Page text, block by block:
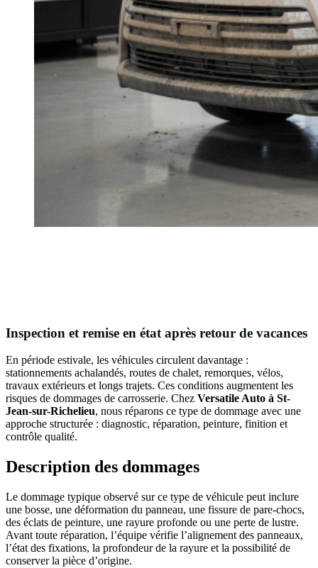
Inspection et remise en état après retour de vacances
En période estivale, les véhicules circulent davantage :
stationnements achalandés, routes de chalet, remorques, vélos,
travaux extérieurs et longs trajets. Ces conditions augmentent les
risques de dommages de carrosserie. Chez Versatile Auto à St-
Jean-sur-Richelieu, nous réparons ce type de dommage avec une
approche structurée : diagnostic, réparation, peinture, finition et
contrôle qualité.
Description des dommages
Le dommage typique observé sur ce type de véhicule peut inclure
une bosse, une déformation du panneau, une fissure de pare-chocs,
des éclats de peinture, une rayure profonde ou une perte de lustre.
Avant toute réparation, l’équipe vérifie l’alignement des panneaux,
l’état des fixations, la profondeur de la rayure et la possibilité de
conserver la pièce d’origine.